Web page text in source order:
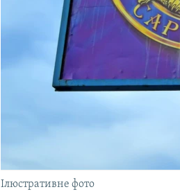
Ілюстративне фото